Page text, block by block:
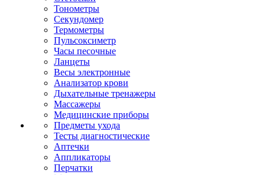
Тонометры
Секундомер
Термометры
Пульсоксиметр
Часы песочные
Ланцеты
Весы электронные
Анализатор крови
Дыхательные тренажеры
Массажеры
Медицинские приборы
Предметы ухода
Тесты диагностические
Аптечки
Аппликаторы
Перчатки